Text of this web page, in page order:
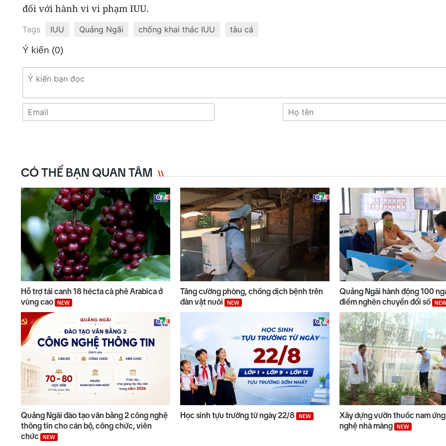
đối với hành vi vi phạm IUU.
Tags IUU Quảng Ngãi chống khai thác IUU tàu cá
Ý kiến (0)
CÓ THỂ BẠN QUAN TÂM
Hỗ trợ tái canh 18 hécta cà phê Arabica ở
vùng cao
NEW
Tăng cường phòng, chống dịch bệnh trên
đàn vật nuôi
NEW
Quảng Ngãi hành động 100
điểm nghẽn chuyển đổi số
Quảng Ngãi đào tạo văn bằng 2 công nghệ
thông tin cho cán bộ, công chức, viên
chức
NEW
Học sinh tựu trường từ ngày 22/8 NEW
Xây dựng vườn thuốc nam
nghệ nhà màng
NEW